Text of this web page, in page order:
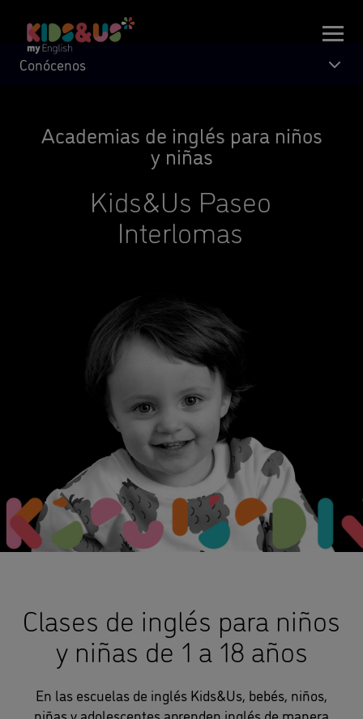
Academias de inglés para niños
y niñas
Kids&Us Paseo
Interlomas
Conócenos
Clases de inglés para niños
y niñas de 1 a 18 años
En las escuelas de inglés Kids&Us, bebés, niños,
niñas y adolescentes aprenden inglés de manera